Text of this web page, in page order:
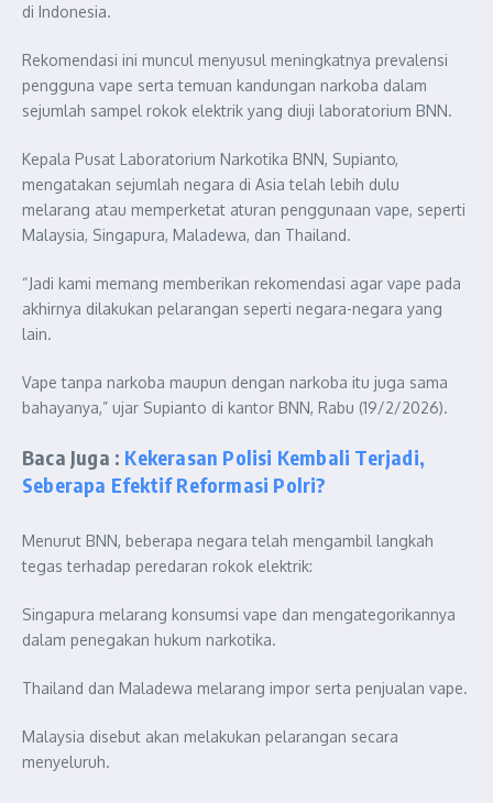
di Indonesia.
Rekomendasi ini muncul menyusul meningkatnya prevalensi
pengguna vape serta temuan kandungan narkoba dalam
sejumlah sampel rokok elektrik yang diuji laboratorium BNN.
Kepala Pusat Laboratorium Narkotika BNN, Supianto,
mengatakan sejumlah negara di Asia telah lebih dulu
melarang atau memperketat aturan penggunaan vape, seperti
Malaysia, Singapura, Maladewa, dan Thailand.
“Jadi kami memang memberikan rekomendasi agar vape pada
akhirnya dilakukan pelarangan seperti negara-negara yang
lain.
Vape tanpa narkoba maupun dengan narkoba itu juga sama
bahayanya,” ujar Supianto di kantor BNN, Rabu (19/2/2026).
Baca Juga : Kekerasan Polisi Kembali Terjadi,
Seberapa Efektif Reformasi Polri?
Menurut BNN, beberapa negara telah mengambil langkah
tegas terhadap peredaran rokok elektrik:
Singapura melarang konsumsi vape dan mengategorikannya
dalam penegakan hukum narkotika.
Thailand dan Maladewa melarang impor serta penjualan vape.
Malaysia disebut akan melakukan pelarangan secara
menyeluruh.